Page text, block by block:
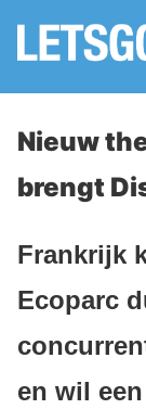
Nieuw
brengt
Frankrijk
Ecoparc
en wil